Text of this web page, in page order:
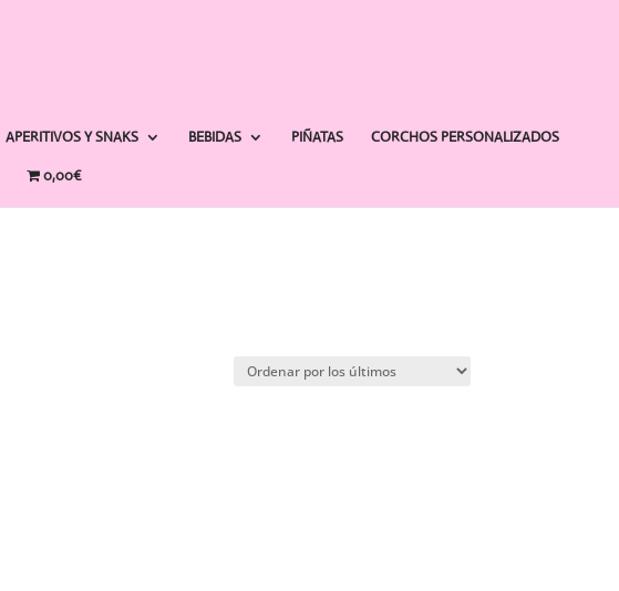
APERITIVOS Y SNAKS BEBIDAS PIÑATAS CORCHOS PERSONALIZADOS
0,00€